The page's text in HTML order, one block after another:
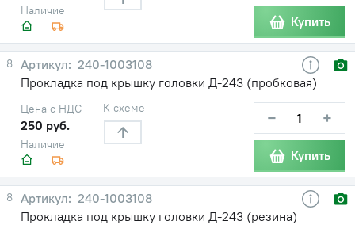
Наличие
Купить
8
240-1003108
Прокладка под крышку головки Д-243 (пробковая)
Наличие
Цена с НДС
250 руб.
К схеме − +
Купить
8
240-1003108
Прокладка под крышку головки Д-243 (резина)